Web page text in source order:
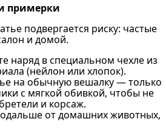
примерки
подвергается риску: частые
и домой.
наряд в специальном чехле из
(нейлон или хлопок).
на обычную вешалку — только
с мягкой обивкой, чтобы не
и корсаж.
от домашних животных,